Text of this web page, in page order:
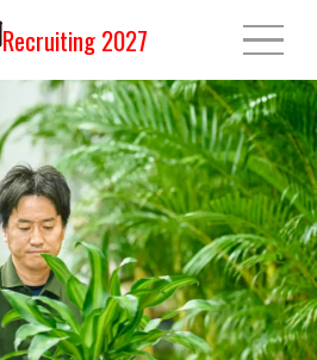
Recruiting 2027